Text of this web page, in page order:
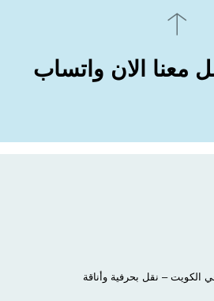
معنا الان واتساب
– نقل بحرفية وأناقة